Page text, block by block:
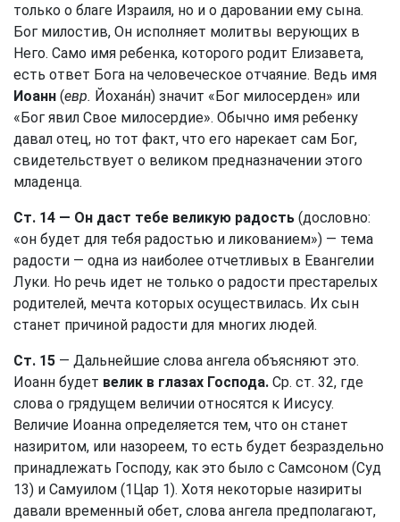
только о благе Израиля, но и о даровании ему сына.
Бог милостив, Он исполняет молитвы верующих в
Него. Само имя ребенка, которого родит Елизавета,
есть ответ Бога на человеческое отчаяние. Ведь имя
Иоанн (евр. Йохана́н) значит «Бог милосерден» или
«Бог явил Свое милосердие». Обычно имя ребенку
давал отец, но тот факт, что его нарекает сам Бог,
свидетельствует о великом предназначении этого
младенца.
Ст. 14 — Он даст тебе великую радость (дословно:
«он будет для тебя радостью и ликованием») — тема
радости — одна из наиболее отчетливых в Евангелии
Луки. Но речь идет не только о радости престарелых
родителей, мечта которых осуществилась. Их сын
станет причиной радости для многих людей.
Ст. 15 — Дальнейшие слова ангела объясняют это.
Иоанн будет велик в глазах Господа. Ср. ст. 32, где
слова о грядущем величии относятся к Иисусу.
Величие Иоанна определяется тем, что он станет
назиритом, или назореем, то есть будет безраздельно
принадлежать Господу, как это было с Самсоном (Суд
13) и Самуилом (1Цар 1). Хотя некоторые назириты
давали временный обет, слова ангела предполагают,